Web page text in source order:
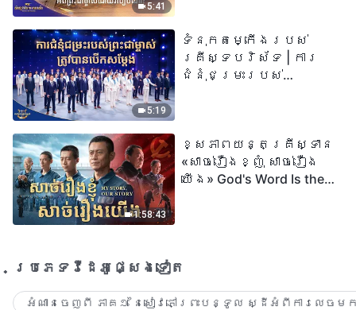
5:41
២០២៦
5:19
ទំនុកតម្កើង​របស់​
គ្រីស្ទបរិស័ទ | ការ
ជំនុំជម្រះរបស់
1:58:43
ខ្សែភាពយន្តគ្រីស្ទាន
«សាច់រឿងខ្ញុំ សាច់រឿង
យើង» God's Word Is the
ប្រភេទ​វីដេអូ​ផ្សេង​ទៀត​
អំណានចេញពី ភាគ១ នៃសៀវភៅព្រះបន្ទូល ស្ដីអំពីការលេច